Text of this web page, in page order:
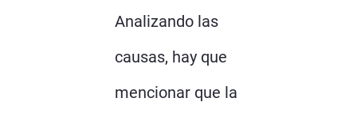
Analizando las
causas, hay que
mencionar que la